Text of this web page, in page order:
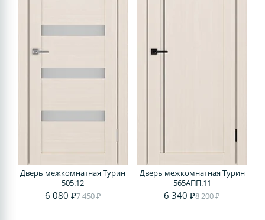
Дверь межкомнатная Турин
505.12
6 080 ₽7 450 ₽
Дверь межкомнатная Турин
565АПП.11
6 340 ₽8 200 ₽